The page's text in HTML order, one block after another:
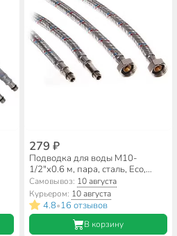
279 ₽
Подводка для воды М10-
1/2"х0.6 м, пара, сталь, Еco,
Lytcho
Самовывоз: 10 августа
Курьером: 10 августа
4.8•16 отзывов
В корзину